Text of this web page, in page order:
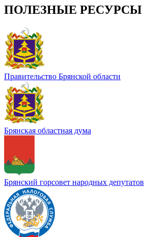
ПОЛЕЗНЫЕ РЕСУРСЫ
Правительство Брянской области
Брянская областная дума
Брянский горсовет народных депутатов